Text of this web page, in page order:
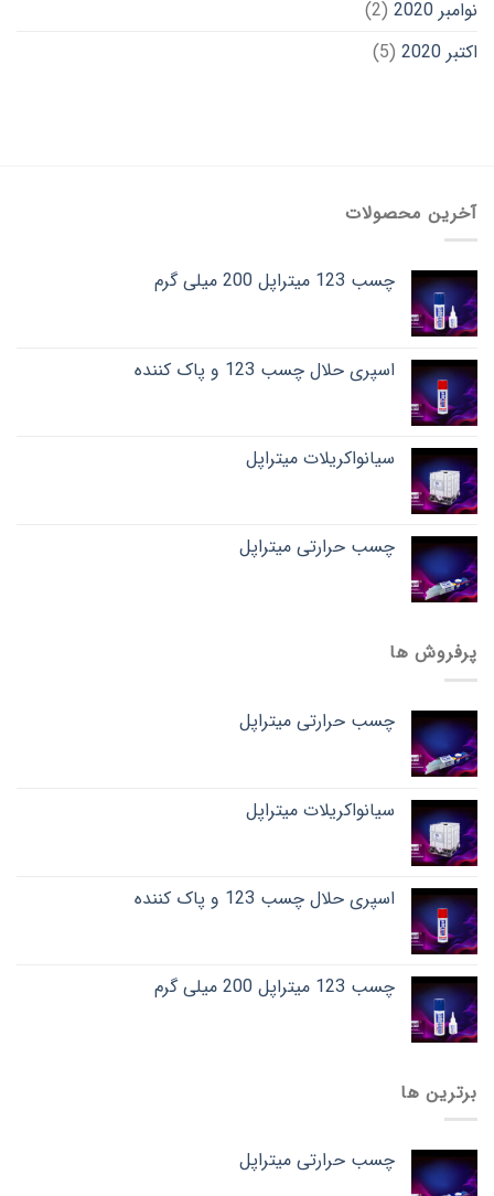
نوامبر 2020
(2)
اکتبر 2020
(5)
آخرین محصولات
چسب 123 میتراپل 200 میلی گرم
اسپری حلال چسب 123 و پاک کننده
سیانواکریلات میتراپل
چسب حرارتی میتراپل
پرفروش ها
چسب حرارتی میتراپل
سیانواکریلات میتراپل
اسپری حلال چسب 123 و پاک کننده
چسب 123 میتراپل 200 میلی گرم
برترین ها
چسب حرارتی میتراپل